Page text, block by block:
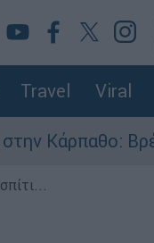
Travel Viral
Βρέθηκαν